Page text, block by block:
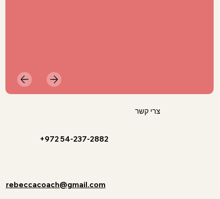
צרי קשר
+972 54-237-2882
rebeccacoach@gmail.com